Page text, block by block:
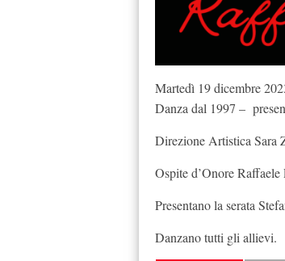
Martedì 19 dicembre
Danza dal 1997 –
Direzione Artistica Sara
Ospite d’Onore
Presentano la serata
Danzano tutti gli allievi.